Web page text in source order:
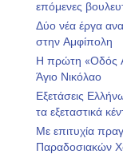
επόμενες
Δύο νέα έργα
στην Αμφίπολη
Η πρώτη «Οδός
Άγιο Νικόλαο
Εξετάσεις
τα εξεταστικά
Με επιτυχία
Παραδοσιακών